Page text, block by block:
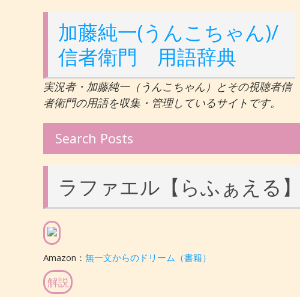
加藤純一(うんこちゃん)/
信者衛門 用語辞典
実況者・加藤純一（うんこちゃん）とその視聴者信
者衛門の用語を収集・管理しているサイトです。
Search Posts
ラファエル【らふぁえる】
Amazon： 無一文からのドリーム（書籍）
解説